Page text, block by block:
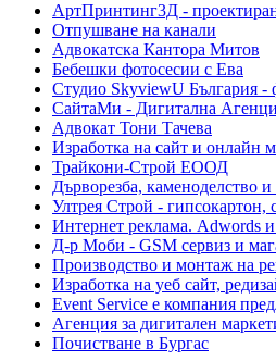
АртПринтинг3Д -
Отпушване на канали
Адвокатска Кантора Митов
Бебешки фотосесии с Ева
Студио SkyviewU България -
СайтаМи - Дигитална
Адвокат Тони Тачева
Изработка на сайт и онлайн
Трайкони-Строй ЕООД
Дърворезба, каменоделство и
Ултрея Строй - гипсокартон,
Интернет реклама. Adwords
Д-р Моби - GSM сервиз и
Производство и монтаж на
Изработка на уеб сайт,
Event Service е компания
Агенция за дигитален
Почистване в Бургас